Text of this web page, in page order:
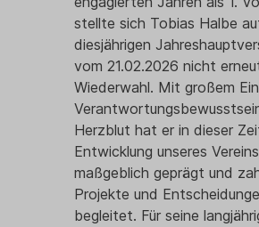
stellte sich Tobias Halbe
diesjährigen
vom 21.02.2026 nicht
Wiederwahl. Mit großem
Herzblut hat er in dieser
Entwicklung unseres Vereins
maßgeblich geprägt und
Projekte und
begleitet. Für seine